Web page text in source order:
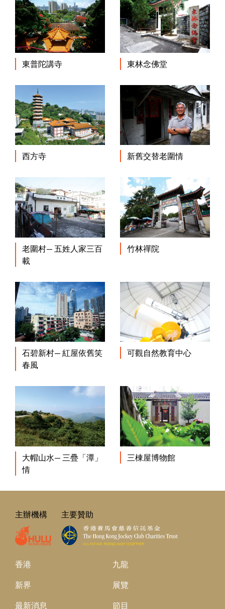
東普陀講寺 東林念佛堂
西方寺 新舊交替老圍情
老圍村— 五姓人家三百
載
竹林禪院
石碧新村— 紅屋依舊笑
春風
可觀自然教育中心
大帽山水— 三疊「潭」
情
三棟屋博物館
主辦機構 主要贊助
香港 九龍
新界 展覽
最新消息 節目